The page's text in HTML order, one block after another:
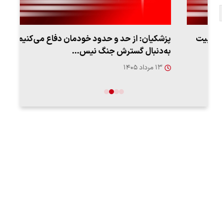
پزشکیان: از حد و حدود خودمان دفاع می‌کنیم، اما
به‌دنبال گسترش جنگ نیس…